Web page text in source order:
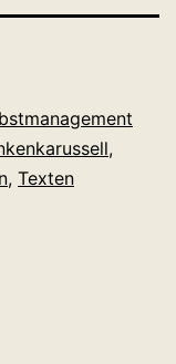
,
, Texten